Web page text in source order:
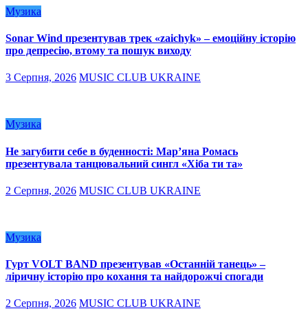
Музика
Sonar Wind презентував трек «zaichyk» – емоційну історію
про депресію, втому та пошук виходу
3 Серпня, 2026 MUSIC CLUB UKRAINE
Музика
Не загубити себе в буденності: Мар’яна Ромась
презентувала танцювальний сингл «Хіба ти та»
2 Серпня, 2026 MUSIC CLUB UKRAINE
Музика
Гурт VOLT BAND презентував «Останній танець» –
ліричну історію про кохання та найдорожчі спогади
2 Серпня, 2026 MUSIC CLUB UKRAINE